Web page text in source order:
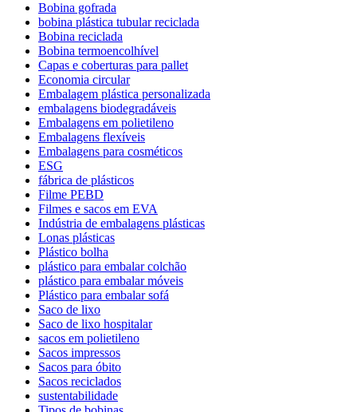
Bobina gofrada
bobina plástica tubular reciclada
Bobina reciclada
Bobina termoencolhível
Capas e coberturas para pallet
Economia circular
Embalagem plástica personalizada
embalagens biodegradáveis
Embalagens em polietileno
Embalagens flexíveis
Embalagens para cosméticos
ESG
fábrica de plásticos
Filme PEBD
Filmes e sacos em EVA
Indústria de embalagens plásticas
Lonas plásticas
Plástico bolha
plástico para embalar colchão
plástico para embalar móveis
Plástico para embalar sofá
Saco de lixo
Saco de lixo hospitalar
sacos em polietileno
Sacos impressos
Sacos para óbito
Sacos reciclados
sustentabilidade